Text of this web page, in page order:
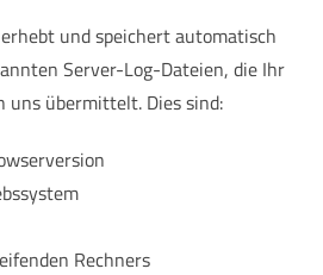
und speichert automatisch
Server-Log-Dateien, die Ihr
uns übermittelt. Dies sind:
Rechners